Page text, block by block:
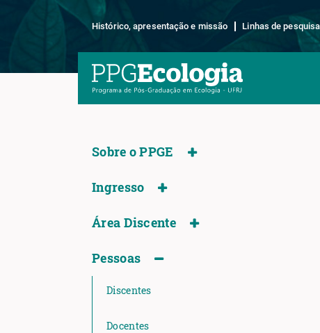
Histórico, apresentação e missão Linhas de pesquisa
Sobre o PPGE
Ingresso
Área Discente
Pessoas
Discentes
Docentes